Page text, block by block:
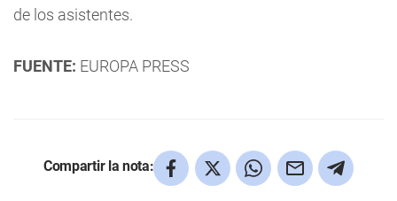
de los asistentes.
FUENTE: EUROPA PRESS
Compartir la nota: